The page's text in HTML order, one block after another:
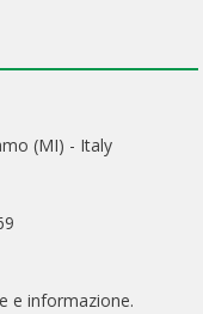
(MI) - Italy
e informazione.